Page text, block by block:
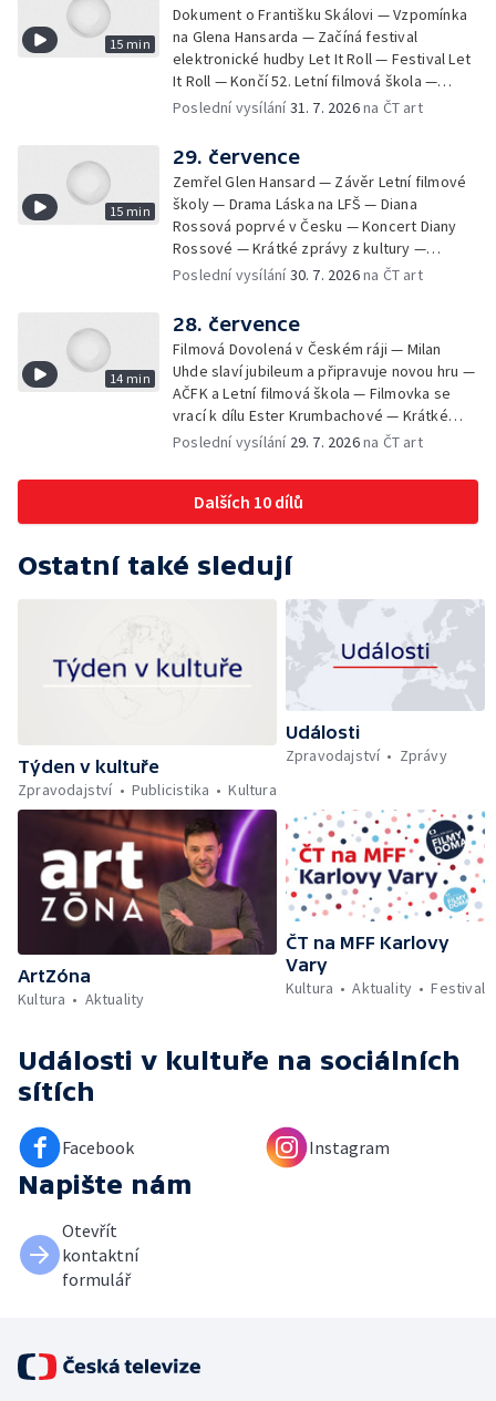
15 min
Dokument o Františku Skálovi — Vzpomínka
na Glena Hansarda — Začíná festival
elektronické hudby Let It Roll — Festival Let
It Roll — Končí 52. Letní filmová škola —
Krátké zprávy z kultury — Rekonstrukce
Poslední vysílání31. 7. 2026na ČT art
15 min
29. července
Zemřel Glen Hansard — Závěr Letní filmové
školy — Drama Láska na LFŠ — Diana
Rossová poprvé v Česku — Koncert Diany
Rossové — Krátké zprávy z kultury —
Výstavy o proměnách Prahy — Zahajení
Poslední vysílání30. 7. 2026na ČT art
14 min
28. července
Filmová Dovolená v Českém ráji — Milan
Uhde slaví jubileum a připravuje novou hru —
AČFK a Letní filmová škola — Filmovka se
vrací k dílu Ester Krumbachové — Krátké
zprávy z kultury — Antonín Střížek namaloval
Poslední vysílání 29. 7. 2026na ČT art
Dalších 10 dílů
Ostatní také sledují
Týden v kultuře
Zpravodajství
Publicistika Kultura
Události
Zpravodajství
Zprávy
ArtZóna
Kultura
Aktuality
ČT na MFF Karlovy
Vary
Kultura
Aktuality Festival
Události v kultuře na sociálních
sítích
Facebook Instagram
Napište nám
Otevřít
kontaktní
formulář